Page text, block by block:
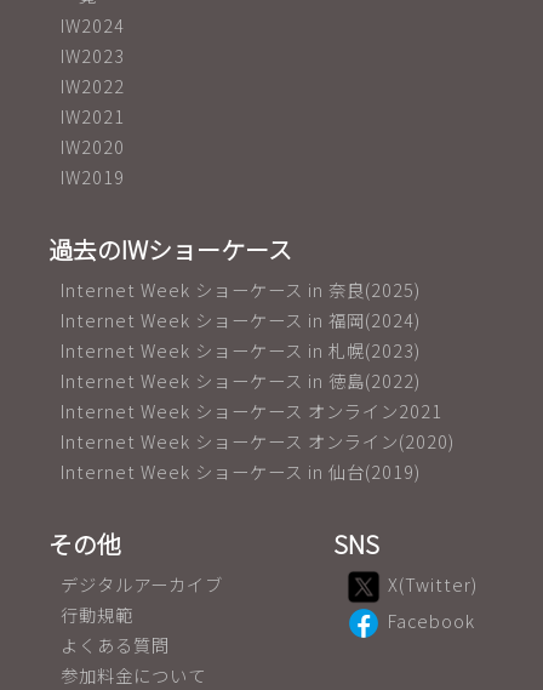
IW2024
IW2023
IW2022
IW2021
IW2020
IW2019
過去のIWショーケース
Internet Week ショーケース in 奈良(2025)
Internet Week ショーケース in 福岡(2024)
Internet Week ショーケース in 札幌(2023)
Internet Week ショーケース in 徳島(2022)
Internet Week ショーケース オンライン2021
Internet Week ショーケース オンライン(2020)
Internet Week ショーケース in 仙台(2019)
その他
デジタルアーカイブ
行動規範
よくある質問
参加料金について
SNS
X(Twitter)
Facebook